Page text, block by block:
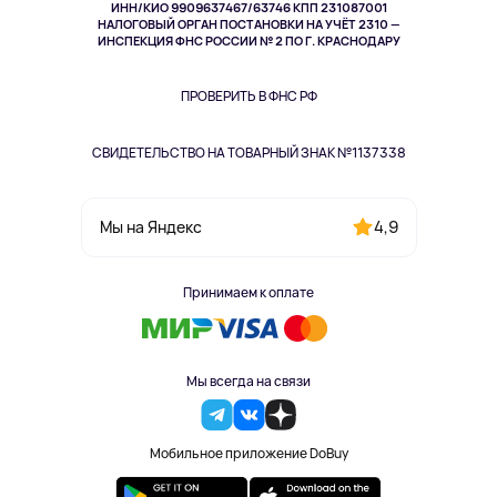
ИНН/КИО 9909637467/63746 КПП 231087001
НАЛОГОВЫЙ ОРГАН ПОСТАНОВКИ НА УЧЁТ 2310 —
ИНСПЕКЦИЯ ФНС РОССИИ № 2 ПО Г. КРАСНОДАРУ
ПРОВЕРИТЬ В ФНС РФ
СВИДЕТЕЛЬСТВО НА ТОВАРНЫЙ ЗНАК №1137338
Мы на Яндекс 4,9
Принимаем к оплате
Мы всегда на связи
Мобильное приложение DoBuy
Здоровье питомцев
Одежда и аксессуары